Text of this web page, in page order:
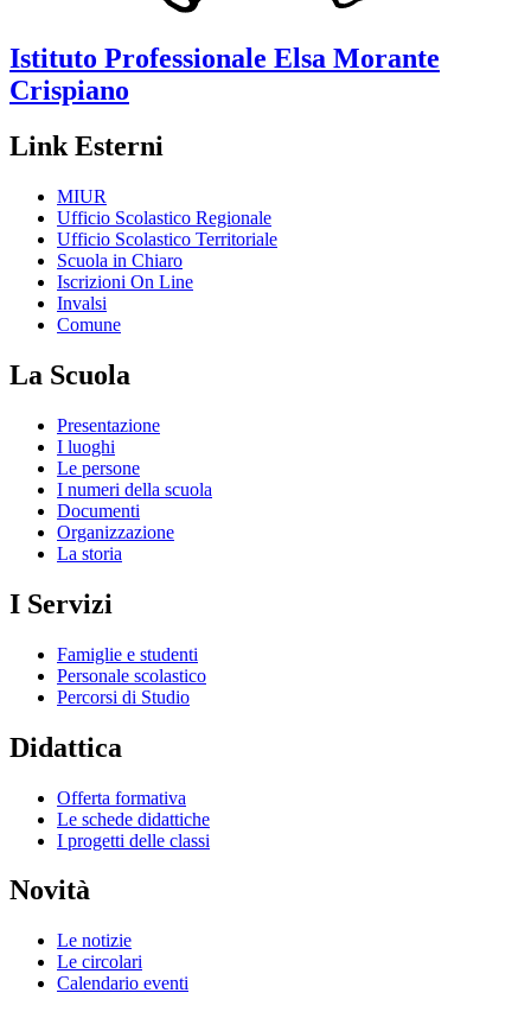
Istituto Professionale Elsa Morante
Crispiano
Link Esterni
MIUR
Ufficio Scolastico Regionale
Ufficio Scolastico Territoriale
Scuola in Chiaro
Iscrizioni On Line
Invalsi
Comune
La Scuola
Presentazione
I luoghi
Le persone
I numeri della scuola
Documenti
Organizzazione
La storia
I Servizi
Famiglie e studenti
Personale scolastico
Percorsi di Studio
Didattica
Offerta formativa
Le schede didattiche
I progetti delle classi
Novità
Le notizie
Le circolari
Calendario eventi